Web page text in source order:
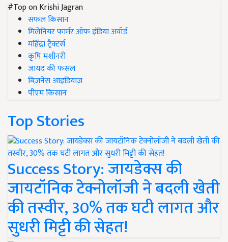
#Top on Krishi Jagran
सफल किसान
मिलेनियर फार्मर ऑफ इंडिया अवॉर्ड
महिंद्रा ट्रैक्टर्स
कृषि मशीनरी
जायद की फसल
बिज़नेस आइडियाज
पीएम किसान
Top Stories
Success Story: जायडेक्स की
जायटॉनिक टेक्नोलॉजी ने बदली खेती
की तस्वीर, 30% तक घटी लागत और
सुधरी मिट्टी की सेहत!